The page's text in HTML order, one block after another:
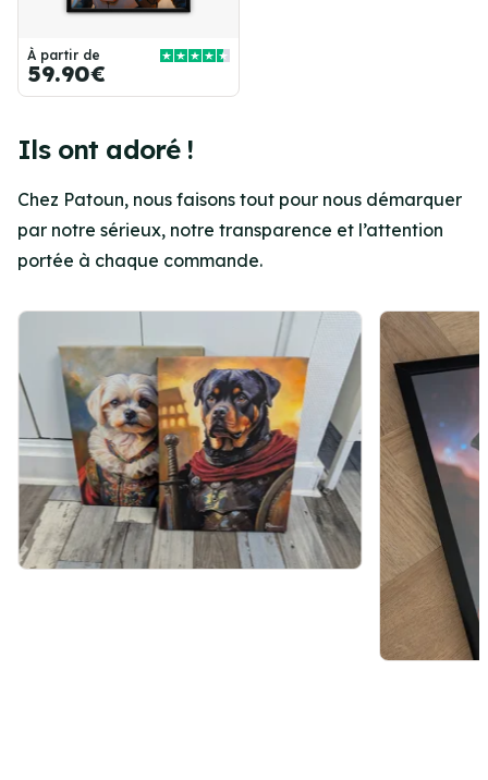
À partir de
59.90€
Ils ont adoré !
Chez Patoun, nous faisons tout pour nous démarquer
par notre sérieux, notre transparence et l’attention
portée à chaque commande.